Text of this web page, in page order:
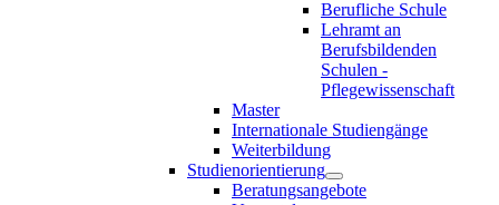
Berufliche Schule
Lehramt an
Berufsbildenden
Schulen -
Pflegewissenschaft
Master
Internationale Studiengänge
Weiterbildung
Studienorientierung
Beratungsangebote